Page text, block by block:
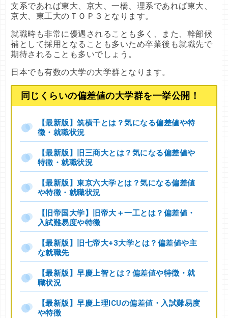
文系であれば東大、京大、一橋、理系であれば東大、
京大、東工大のＴＯＰ３となります。
就職時も非常に優遇されることも多く、また、幹部候
補として採用となることも多いため卒業後も就職先で
期待されることも多いでしょう。
日本でも有数の大学の大学群となります。
同じくらいの偏差値の大学群を一挙公開！
【最新版】筑横千とは？気になる偏差値や特
徴・就職状況
【最新版】旧三商大とは？気になる偏差値や
特徴・就職状況
【最新版】東京六大学とは？気になる偏差値
や特徴・就職状況
【旧帝国大学】旧帝大＋一工とは？偏差値・
入試難易度や特徴
【最新版】旧七帝大+3大学とは？偏差値や主
な就職先
【最新版】早慶上智とは？偏差値や特徴・就
職状況
【最新版】早慶上理ICUの偏差値・入試難易度
や特徴